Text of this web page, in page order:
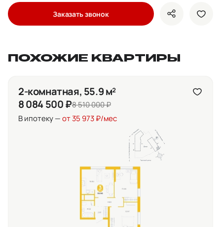
Заказать звонок показать
ПОХОЖИЕ КВАРТИРЫ
2-комнатная, 55.9 м²
8 084 500 ₽8 510 000 ₽
В ипотеку —от 35 973 ₽/мес